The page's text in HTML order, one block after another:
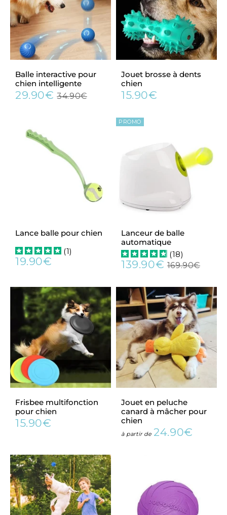
Balle interactive pour
chien intelligente
Prix
29.90€ 29.90€
Prix
34.90€34.90€
Jouet brosse à dents
chien
Prix
15.90€
Lance balle pour chien
(1)
Prix
19.90€
PROMO
Lanceur de balle
automatique
(18)
Prix
139.90€ 139.90€
Prix
169.90€
Frisbee multifonction
pour chien
Prix
15.90€
Jouet en peluche
canard à mâcher pour
chien
à partir de Prix
24.90€